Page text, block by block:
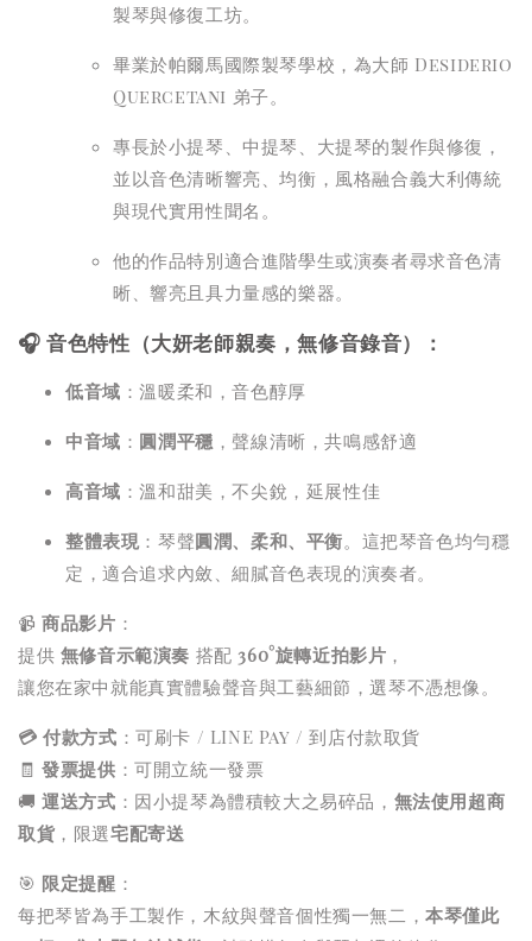
製琴與修復工坊。
畢業於帕爾馬國際製琴學校，為大師 Desiderio
Quercetani 弟子。
專長於小提琴、中提琴、大提琴的製作與修復，
並以音色清晰響亮、均衡，風格融合義大利傳統
與現代實用性聞名。
他的作品特別適合進階學生或演奏者尋求音色清
晰、響亮且具力量感的樂器。
🎧 音色特性（大妍老師親奏，無修音錄音）：
低音域 ：溫暖柔和，音色醇厚
中音域 ： 圓潤平穩 ，聲線清晰，共鳴感舒適
高音域 ：溫和甜美，不尖銳，延展性佳
整體表現 ：琴聲圓潤、柔和、平衡。這把琴音色均勻穩
定，適合追求內斂、細膩音色表現的演奏者。
📹商品影片 ：
提供 無修音示範演奏 搭配360°旋轉近拍影片 ，
讓您在家中就能真實體驗聲音與工藝細節，選琴不憑想像。
💳 付款方式 ：可刷卡 / LINE Pay / 到店付款取貨
🧾發票提供 ：可開立統一發票
🚚運送方式 ：因小提琴為體積較大之易碎品， 無法使用超商
取貨，限選宅配寄送
🎯 限定提醒 ：
每把琴皆為手工製作，木紋與聲音個性獨一無二，本琴僅此